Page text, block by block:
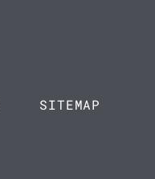
SITEMAP